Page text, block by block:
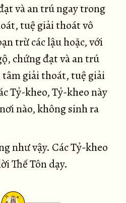
và an trú ngay trong
tuệ giải thoát vô
trừ các lậu hoặc, với
chứng đạt và an trú
giải thoát, tuệ giải
Tỷ-kheo, Tỷ-kheo này
nào, không sinh ra
như vậy. Các Tỷ-kheo
Thế Tôn dạy.